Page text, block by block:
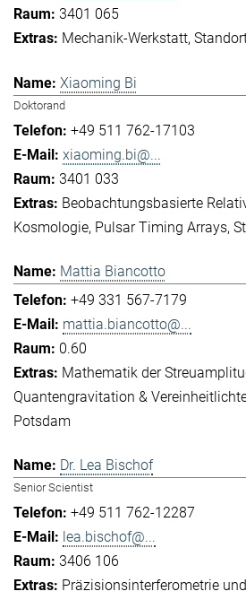
3401 065
Mechanik-Werkstatt
Xiaoming Bi
Doktorand
+49 511 762-17103
xiaoming.bi@...
3401 033
Beobachtungsbasierte
Kosmologie Pulsar Timing Arrays
Mattia Biancotto
+49 331 567-7179
mattia.biancotto@...
0.60
Mathematik der
Quantengravitation &
Potsdam
Dr. Lea Bischof
Senior Scientist
+49 511 762-12287
lea.bischof@...
3406 106
Präzisionsinterferometrie